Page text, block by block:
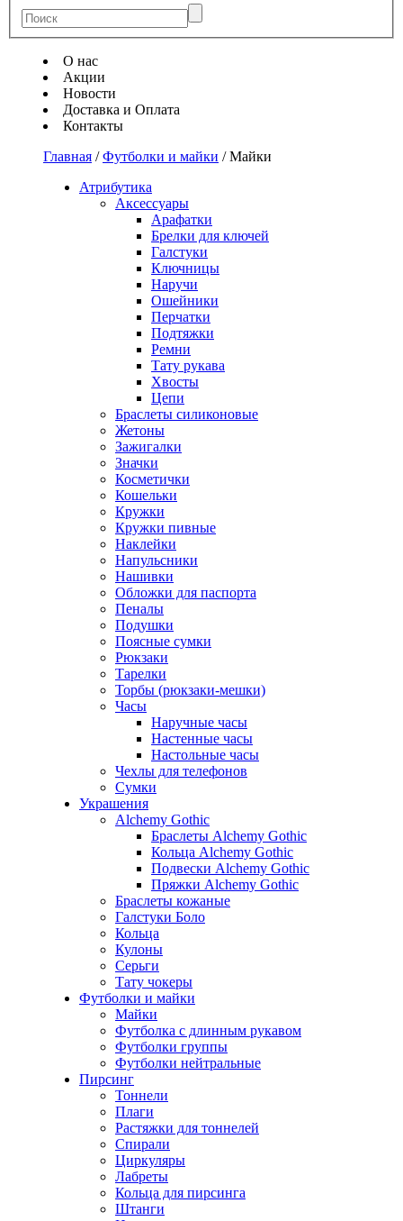
О нас
Акции
Новости
Доставка и Оплата
Контакты
Главная /Футболки и майки /Майки
Атрибутика
Аксессуары
Арафатки
Брелки для ключей
Галстуки
Ключницы
Наручи
Ошейники
Перчатки
Подтяжки
Ремни
Тату рукава
Хвосты
Цепи
Браслеты силиконовые
Жетоны
Зажигалки
Значки
Косметички
Кошельки
Кружки
Кружки пивные
Наклейки
Напульсники
Нашивки
Обложки для паспорта
Пеналы
Подушки
Поясные сумки
Рюкзаки
Тарелки
Торбы (рюкзаки-мешки)
Часы
Наручные часы
Настенные часы
Настольные часы
Чехлы для телефонов
Сумки
Украшения
Alchemy Gothic
Браслеты Alchemy Gothic
Кольца Alchemy Gothic
Подвески Alchemy Gothic
Пряжки Alchemy Gothic
Браслеты кожаные
Галстуки Боло
Кольца
Кулоны
Серьги
Тату чокеры
Футболки и майки
Майки
Футболка с длинным рукавом
Футболки группы
Футболки нейтральные
Пирсинг
Тоннели
Плаги
Растяжки для тоннелей
Спирали
Циркуляры
Лабреты
Кольца для пирсинга
Штанги